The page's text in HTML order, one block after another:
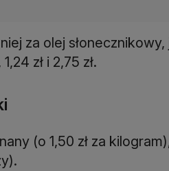
za olej
zł i 2,75 zł.
(o 1,50 zł za